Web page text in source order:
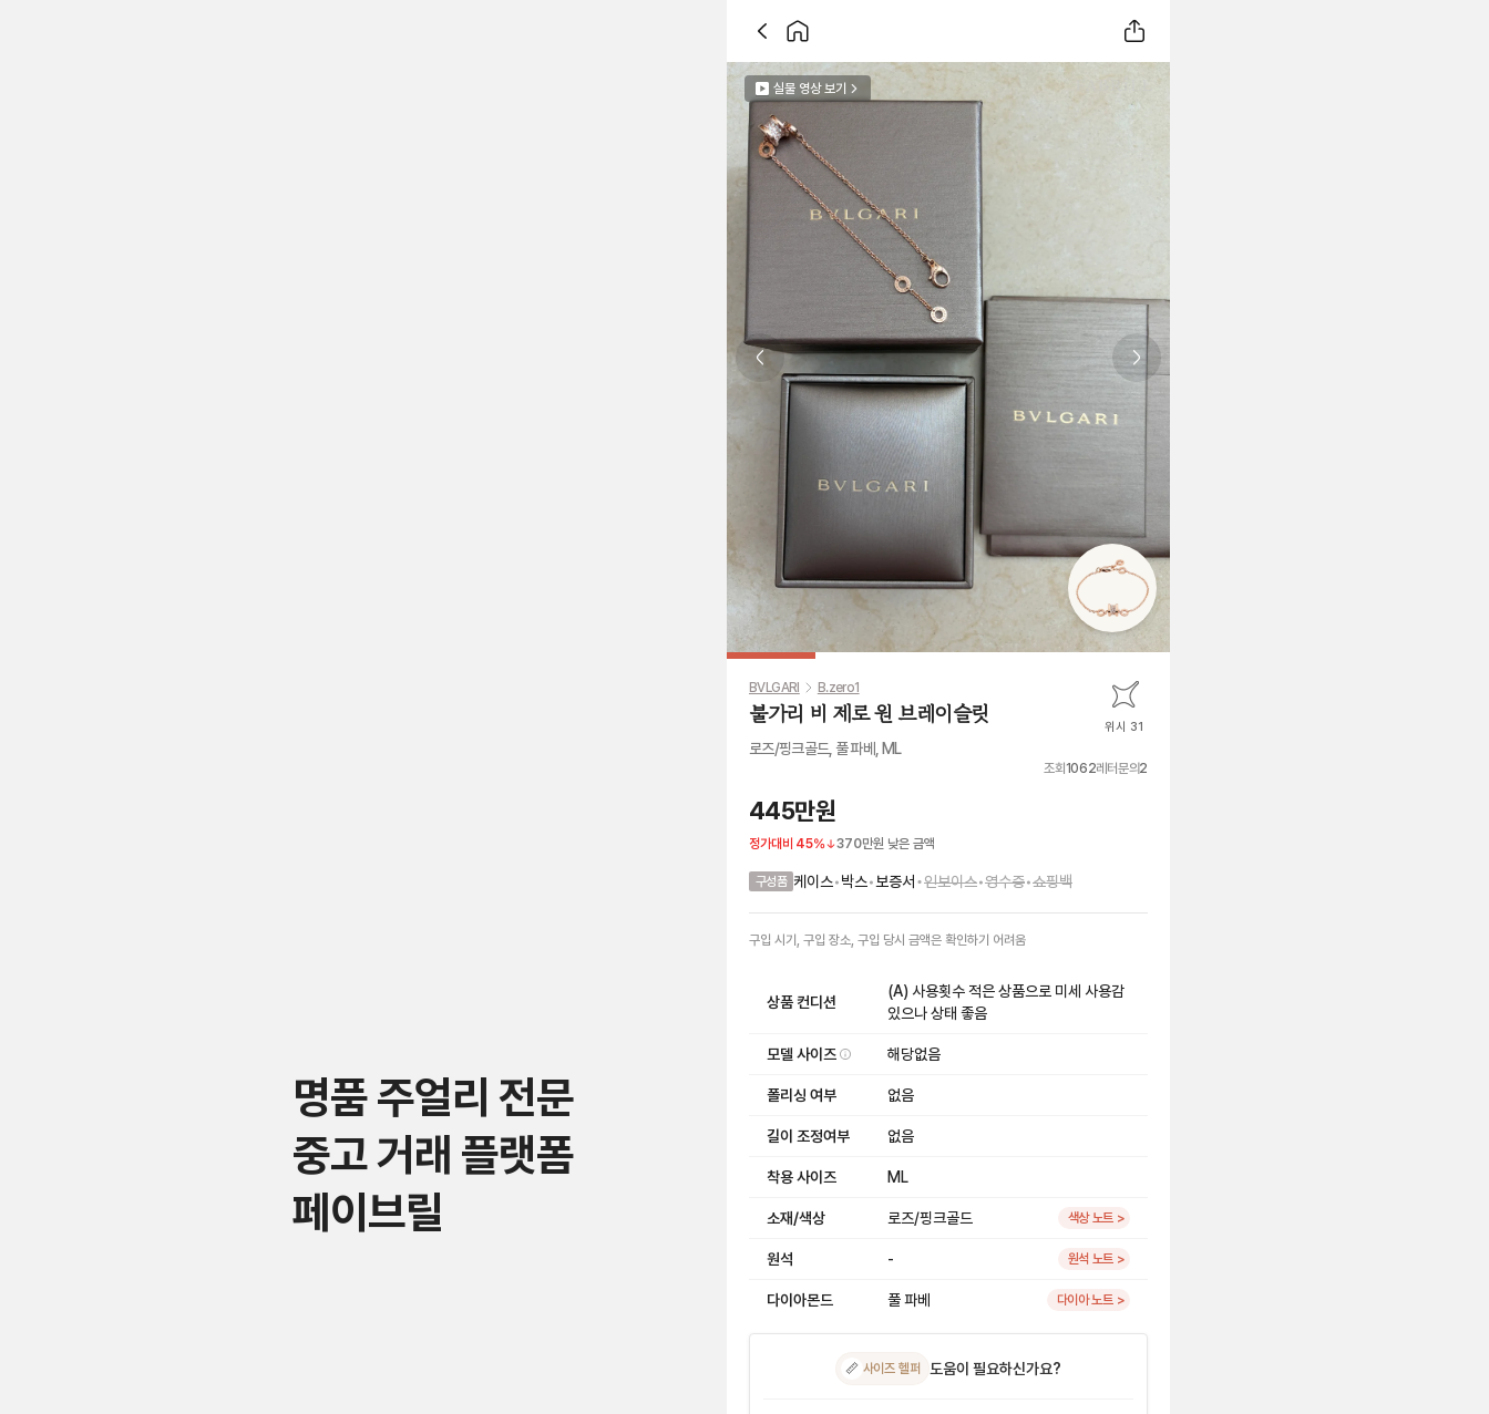
명품 주얼리 전문
중고 거래 플랫폼
페이브릴
실물 영상 보기
Previous slide Next slide
BVLGARI B.zero1
불가리 비 제로 원 브레이슬릿 위시 31
로즈/핑크골드, 풀 파베, ML
조회 1062레터문의2
445만원
정가대비 45% 370만원 낮은 금액
구성품 케이스•박스• 보증서 •인보이스•영수증•쇼핑백
구입 시기, 구입 장소, 구입 당시 금액은 확인하기 어려움
상품 컨디션
(A) 사용횟수 적은 상품으로 미세 사용감
있으나 상태 좋음
모델 사이즈 해당없음
폴리싱 여부 없음
길이 조정여부 없음
착용 사이즈 ML
소재/색상 로즈/핑크골드 색상 노트 >
원석 - 원석 노트 >
다이아몬드 풀 파베 다이아 노트 >
📏 사이즈 헬퍼 도움이 필요하신가요?